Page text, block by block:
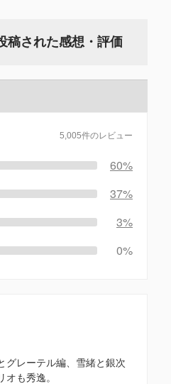
稿された感想・評価
5,005件のレビュー
60%
37%
3%
0%
グレーテル編、雪緒と銀次
も秀逸。